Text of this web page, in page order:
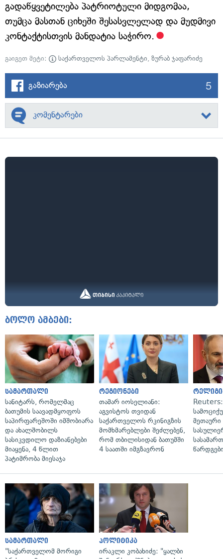
გადაწყვეტილება პატრიოტული მიდგომაა,
თუმცა მასთან ციხეში შესასვლელად და მუდმივი
კონტაქტისთვის მანდატია საჭირო.
გაიგეთ მეტი: საქართველოს პარლამენტი, ზურაბ ჯაფარიძე
გაზიარება 5
კომენტარები
ბოლო ამბები:
სამართალი
სანიტარს, რომელმაც
ბათუმის საავადმყოფოს
საპირფარეშოში იმშობიარა
და ახალშობილს
სასიკვდილო დაზიანებები
მიაყენა, 4 წლით
პატიმრობა მიესაჯა
რეგიონები
თამარ იოსელიანი:
აგვისტოს თვიდან
საქართველოს რკინიგზის
მომხმარებლები შეძლებენ,
რომ თბილისიდან ბათუმში
4 საათში იმგზავრონ
მეთაური
სამართალი
"საქართველომ მორიგი
პოლიტიკა
ირაკლი კობახიძე: "ყალბი